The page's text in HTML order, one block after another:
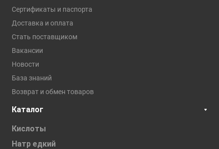
Сертификаты и паспорта
Доставка и оплата
Стать поставщиком
Вакансии
Новости
База знаний
Возврат и обмен товаров
Каталог
Кислоты
Натр едкий